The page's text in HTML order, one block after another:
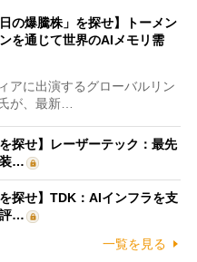
の爆騰株」を探せ】トーメン
を通じて世界のAIメモリ需
アに出演するグローバルリン
が、最新…
探せ】レーザーテック：最先
装…
探せ】TDK：AIインフラを支
評…
一覧を見る